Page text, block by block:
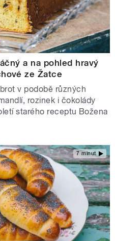
a na pohled hravý
ze Žatce
v podobě různých
rozinek i čokolády
starého receptu Božena
7 minut